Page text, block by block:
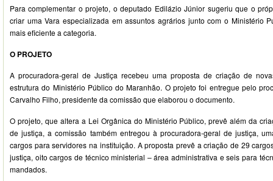
Para complementar o projeto, o deputado Edilázio Júnior sugeriu que o
criar uma Vara especializada em assuntos agrários junto com o Ministério
mais eficiente a categoria.
O PROJETO
A procuradora-geral de Justiça recebeu uma proposta de criação de
estrutura do Ministério Público do Maranhão. O projeto foi entregue pelo
Carvalho Filho, presidente da comissão que elaborou o documento.
O projeto, que altera a Lei Orgânica do Ministério Público, prevê além da
de justiça, a comissão também entregou à procuradora-geral de justiça,
cargos para servidores na instituição. A proposta prevê a criação de 29
justiça, oito cargos de técnico ministerial – área administrativa e seis para
mandados.